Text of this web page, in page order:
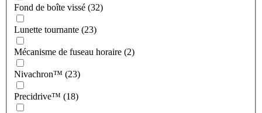
Fond de boîte vissé (32)
Lunette tournante (23)
Mécanisme de fuseau horaire (2)
Nivachron™ (23)
Precidrive™ (18)